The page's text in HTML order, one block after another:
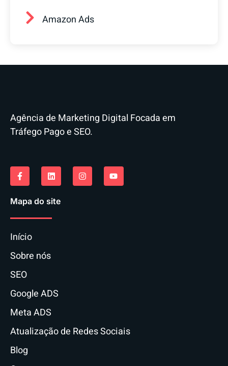
Amazon Ads
Agência de Marketing Digital Focada em
Tráfego Pago e SEO.
Mapa do site
Início
Sobre nós
SEO
Google ADS
Meta ADS
Atualização de Redes Sociais
Blog